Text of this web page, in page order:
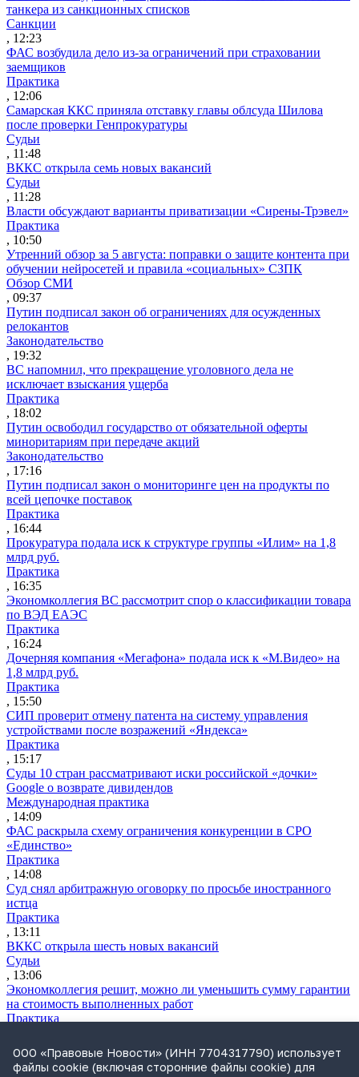
танкера из санкционных списков
Санкции
, 12:23
ФАС возбудила дело из-за ограничений при страховании
заемщиков
Практика
, 12:06
Самарская ККС приняла отставку главы облсуда Шилова
после проверки Генпрокуратуры
Судьи
, 11:48
ВККС открыла семь новых вакансий
Судьи
, 11:28
Власти обсуждают варианты приватизации «Сирены-Трэвел»
Практика
, 10:50
Утренний обзор за 5 августа: поправки о защите контента при
обучении нейросетей и правила «социальных» СЗПК
Обзор СМИ
, 09:37
Путин подписал закон об ограничениях для осужденных
релокантов
Законодательство
, 19:32
ВС напомнил, что прекращение уголовного дела не
исключает взыскания ущерба
Практика
, 18:02
Путин освободил государство от обязательной оферты
миноритариям при передаче акций
Законодательство
, 17:16
Путин подписал закон о мониторинге цен на продукты по
всей цепочке поставок
Практика
, 16:44
Прокуратура подала иск к структуре группы «Илим» на 1,8
млрд руб.
Практика
, 16:35
Экономколлегия ВС рассмотрит спор о классификации товара
по ВЭД ЕАЭС
Практика
, 16:24
Дочерняя компания «Мегафона» подала иск к «М.Видео» на
1,8 млрд руб.
Практика
, 15:50
СИП проверит отмену патента на систему управления
устройствами после возражений «Яндекса»
Практика
, 15:17
Суды 10 стран рассматривают иски российской «дочки»
Google о возврате дивидендов
Международная практика
, 14:09
ФАС раскрыла схему ограничения конкуренции в СРО
«Единство»
Практика
, 14:08
Суд снял арбитражную оговорку по просьбе иностранного
истца
Практика
, 13:11
ВККС открыла шесть новых вакансий
Судьи
, 13:06
Экономколлегия решит, можно ли уменьшить сумму гарантии
на стоимость выполненных работ
Практика
Wildberries планирует запустить в 2027 году два крупных
склада в Казахстане
ООО «Правовые Новости» (ИНН 7704317790) использует
файлы cookie (включая сторонние файлы cookie) для